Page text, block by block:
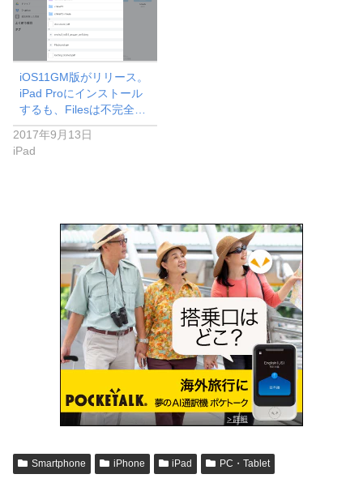
iOS11GM版がリリース。
iPad Proにインストール
するも、Filesは不完全…
2017年9月13日
iPad
Smartphone iPhone iPad PC・Tablet